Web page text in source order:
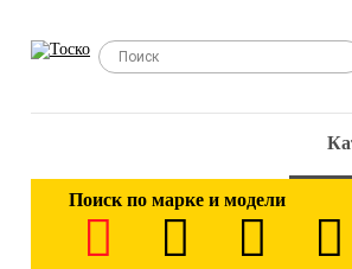
Поиск по марке и модели